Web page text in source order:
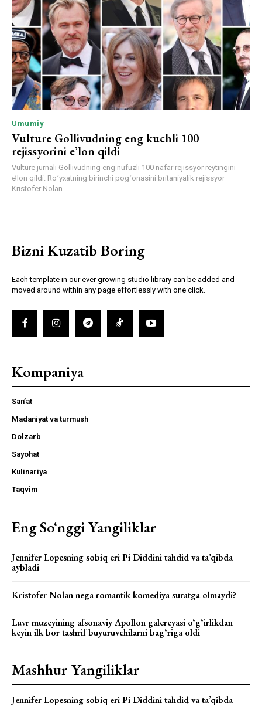
Umumiy
Vulture Gollivudning eng kuchli 100
rejissyorini e’lon qildi
Vulture jurnali Gollivudning eng nufuzli 100 nafar rejissyor reytingini
e’lon qildi. Roʻyxatning birinchi pogʻonasini britaniyalik rejissyor
Kristofer Nolan...
Bizni Kuzatib Boring
Each template in our ever growing studio library can be added and
moved around within any page effortlessly with one click.
Kompaniya
San’at
Madaniyat va turmush
Dolzarb
Sayohat
Kulinariya
Taqvim
Eng So‘nggi Yangiliklar
Jennifer Lopesning sobiq eri Pi Diddini tahdid va ta’qibda
aybladi
Kristofer Nolan nega romantik komediya suratga olmaydi?
Luvr muzeyining afsonaviy Apollon galereyasi o‘g‘irlikdan
keyin ilk bor tashrif buyuruvchilarni bag‘riga oldi
Mashhur Yangiliklar
Jennifer Lopesning sobiq eri Pi Diddini tahdid va ta’qibda